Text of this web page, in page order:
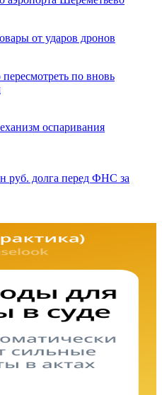
от ударов дронов
по вновь
оспаривания
руб. долга перед ФНС за